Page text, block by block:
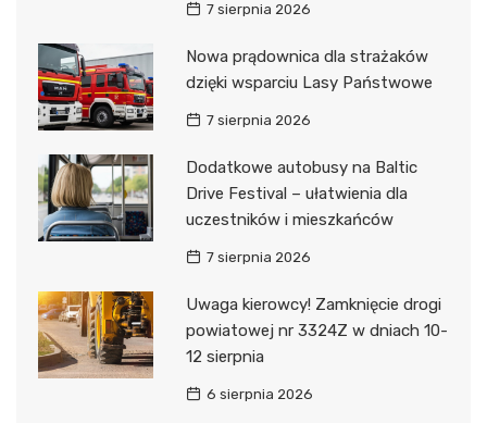
7 sierpnia 2026
Nowa prądownica dla strażaków
dzięki wsparciu Lasy Państwowe
7 sierpnia 2026
Dodatkowe autobusy na Baltic
Drive Festival – ułatwienia dla
uczestników i mieszkańców
7 sierpnia 2026
Uwaga kierowcy! Zamknięcie drogi
powiatowej nr 3324Z w dniach 10-
12 sierpnia
6 sierpnia 2026